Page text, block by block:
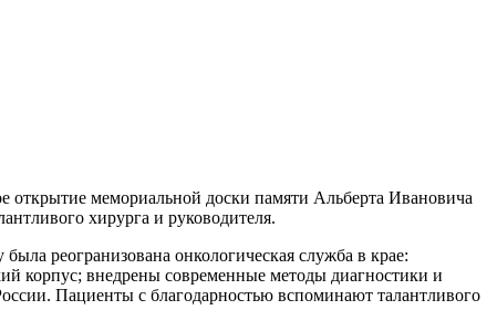
открытие мемориальной доски памяти Альберта Ивановича
хирурга и руководителя.
реогранизована онкологическая служба в крае:
корпус; внедрены современные методы диагностики и
Пациенты с благодарностью вспоминают талантливого